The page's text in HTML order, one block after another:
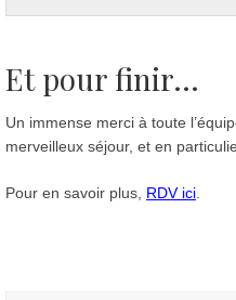
Et pour finir...
Un immense merci à toute
merveilleux séjour, et en
Pour en savoir plus, RDV ici